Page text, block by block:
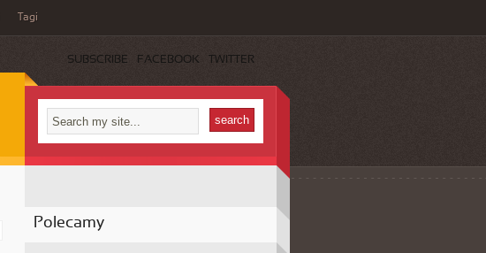
Tagi
SUBSCRIBE FACEBOOK TWITTER
Polecamy